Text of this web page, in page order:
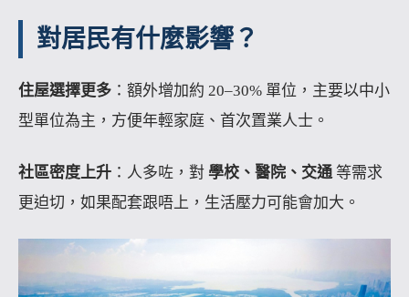
對居民有什麼影響？
住屋選擇更多 ：額外增加約 20–30% 單位，主要以中小
型單位為主，方便年輕家庭、首次置業人士。
社區密度上升 ：人多咗，對 學校、醫院、交通 等需求
更迫切，如果配套跟唔上，生活壓力可能會加大。